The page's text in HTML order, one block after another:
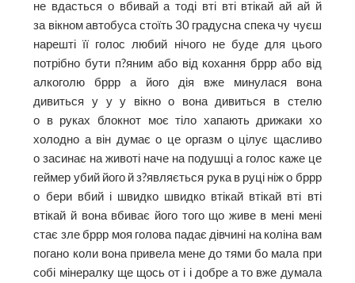
не вдасться о вбивай а тоді вті вті втікай ай ай й
за вікном автобуса стоїть 30 градусна спека чу чуєш
нарешті її голос любий нічого не буде для цього
потрібно бути п?яним або від кохання бррр або від
алкоголю бррр а його дія вже минулася вона
дивиться у у у вікно о вона дивиться в стелю
о в руках блокнот моє тіло хапають дрижаки хо
холодно а він думає о це оргазм о цілує щасливо
о засинає на животі наче на подушці а голос каже це
геймер убий його й з?являється рука в руці ніж о бррр
о бери вбий і швидко швидко втікай втікай вті вті
втікай й вона вбиває його того що живе в мені мені
стає зле бррр моя голова падає дівчині на коліна вам
погано коли вона привела мене до тями бо мала при
собі мінералку ще щось от і і добре а то вже думала